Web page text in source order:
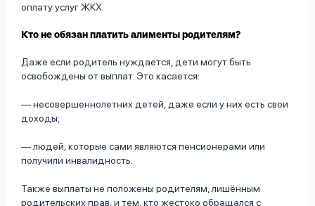
оплату услуг ЖКХ.
Кто не обязан платить алименты родителям?
Даже если родитель нуждается, дети могут быть
освобождены от выплат. Это касается:
— несовершеннолетних детей, даже если у них есть свои
доходы;
— людей, которые сами являются пенсионерами или
получили инвалидность.
Также выплаты не положены родителям, лишённым
родительских прав, и тем, кто жестоко обращался с